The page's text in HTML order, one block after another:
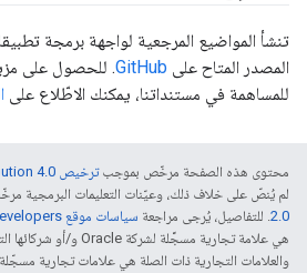
المصدر المتاح على GitHub. للحصول على
للمساهمة في مستنداتنا، يمكنك الاطّلاع على
محتوى هذه الصفحة مرخّص بموجبترخيص Creative Commons Attribution 4.0‏
لم يُنصّ على خلاف ذلك، وعيّنات التعليمات البرمجية
2.0‏. للتفاصيل، يُرجى مراجعة سياسات موقع Google Developers الإلكتروني